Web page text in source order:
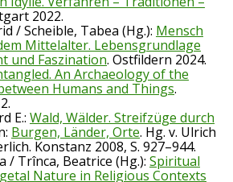
2022.
/ Scheible, Tabea (Hg.): Mensch
Mittelalter. Lebensgrundlage
und Faszination. Ostfildern 2024.
An Archaeology of the
Humans and Things.
E.: Wald, Wälder. Streifzüge durch
Burgen, Länder, Orte. Hg. v. Ulrich
Konstanz 2008, S. 927–944.
/ Trînca, Beatrice (Hg.): Spiritual
Nature in Religious Contexts